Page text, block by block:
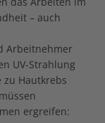
– auch
Arbeitnehmer
UV-Strahlung
zu Hautkrebs
ergreifen: